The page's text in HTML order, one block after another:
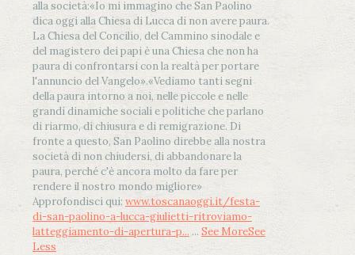
alla società:«Io mi immagino che San Paolino
dica oggi alla Chiesa di Lucca di non avere paura.
La Chiesa del Concilio, del Cammino sinodale e
del magistero dei papi è una Chiesa che non ha
paura di confrontarsi con la realtà per portare
l'annuncio del Vangelo».«Vediamo tanti segni
della paura intorno a noi, nelle piccole e nelle
grandi dinamiche sociali e politiche che parlano
di riarmo, di chiusura e di remigrazione. Di
fronte a questo, San Paolino direbbe alla nostra
società di non chiudersi, di abbandonare la
paura, perché c'è ancora molto da fare per
rendere il nostro mondo migliore»
Approfondisci qui: www.toscanaoggi.it/festa-
di-san-paolino-a-lucca-giulietti-ritroviamo-
latteggiamento-di-apertura-p... ... See MoreSee
Less